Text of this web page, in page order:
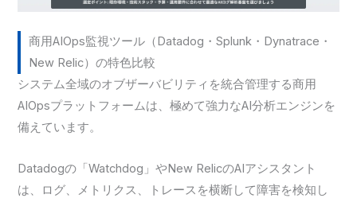
商用AIOps監視ツール（Datadog・Splunk・Dynatrace・
New Relic）の特色比較
システム全域のオブザーバビリティを統合管理する商用
AIOpsプラットフォームは、極めて強力なAI分析エンジンを
備えています。
Datadogの「Watchdog」やNew RelicのAIアシスタント
は、ログ、メトリクス、トレースを横断して障害を検知し